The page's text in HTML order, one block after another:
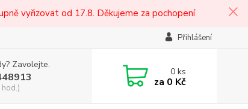
vyřizovat od 17.8. Děkujeme za pochopení
Přihlášení
Zavolejte.
0ks
za 0 Kč